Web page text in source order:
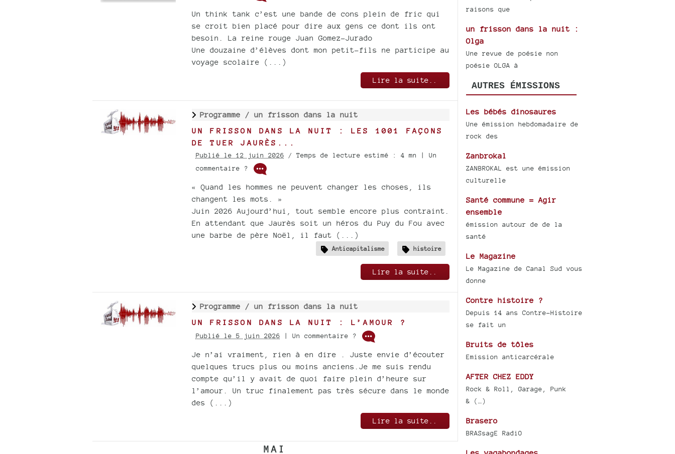
Un think tank c’est une bande de cons plein de fric qui
se croit bien placé pour dire aux gens ce dont ils ont
besoin. La reine rouge Juan Gomez-Jurado
Une douzaine d’élèves dont mon petit-fils ne participe au
voyage scolaire (...)
Lire la suite..
Programme / un frisson dans la nuit
UN FRISSON DANS LA NUIT : LES 1001 FAÇONS
DE TUER JAURÈS...
Publié le 12 juin 2026 / Temps de lecture estimé : 4 mn | Un
commentaire ?
« Quand les hommes ne peuvent changer les choses, ils
changent les mots. »
Juin 2026 Aujourd’hui, tout semble encore plus contraint.
En attendant que Jaurès soit un héros du Puy du Fou avec
une barbe de père Noël, il faut (...)
Anticapitalisme histoire
Lire la suite..
Programme / un frisson dans la nuit
UN FRISSON DANS LA NUIT : L’AMOUR ?
Publié le 5 juin 2026 | Un commentaire ?
Je n’ai vraiment, rien à en dire . Juste envie d’écouter
quelques trucs plus ou moins anciens.Je me suis rendu
compte qu’il y avait de quoi faire plein d’heure sur
l’amour. Un truc finalement pas très sécure dans le monde
des (...)
Lire la suite..
MAI
raisons que
un frisson dans la nuit :
Olga
Une revue de poésie non
poésie OLGA à
AUTRES ÉMISSIONS
Les bébés dinosaures
Une émission hebdomadaire de
rock des
Zanbrokal
ZANBROKAL est une émission
culturelle
Santé commune = Agir
ensemble
émission autour de de la
santé
Le Magazine
Le Magazine de Canal Sud vous
donne
Contre histoire ?
Depuis 14 ans Contre-Histoire
se fait un
Bruits de tôles
Emission anticarcérale
AFTER CHEZ EDDY
Rock & Roll, Garage, Punk
& (…)
Brasero
BRASsagE RadiO